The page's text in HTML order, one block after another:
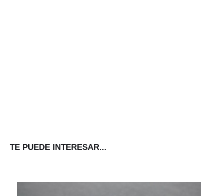
TE PUEDE INTERESAR...